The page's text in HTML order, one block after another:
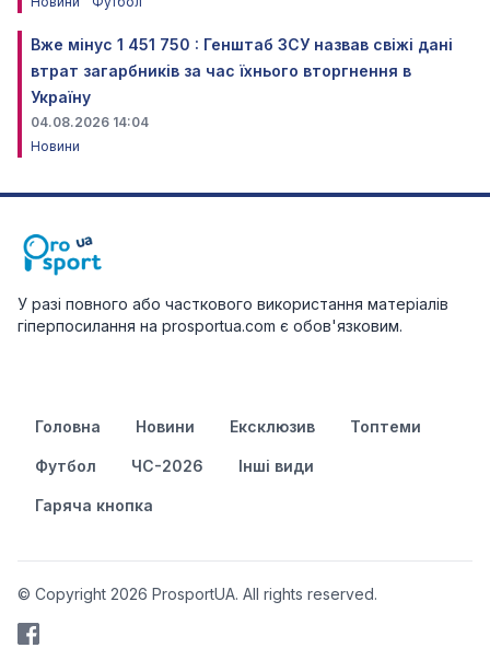
Вже мінус 1 451 750 : Генштаб ЗСУ назвав свіжі дані
втрат загарбників за час їхнього вторгнення в
Україну
04.08.2026 14:04
Новини
У разі повного або часткового використання матеріалів
гіперпосилання на prosportua.com є обов'язковим.
Головна Новини Ексклюзив Топтеми
Футбол ЧС-2026 Інші види
Гаряча кнопка
© Copyright 2026 ProsportUA. All rights reserved.